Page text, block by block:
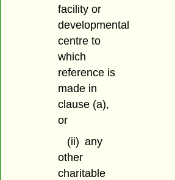
facility or
developmental
centre to
which
reference is
made in
clause (a),
or
(ii) any
other
charitable